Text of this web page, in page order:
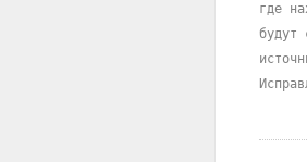
где
будут